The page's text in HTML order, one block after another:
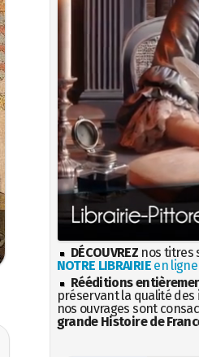
DÉCOUVREZ nos titres
NOTRE LIBRAIRIEen ligne
Rééditions
préservant la qualité
nos ouvrages sont
grande Histoire de